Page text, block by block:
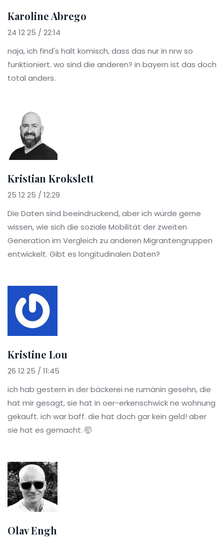
Karoline Abrego
24 12 25 / 22:14
naja, ich find's halt komisch, dass das nur in nrw so
funktioniert. wo sind die anderen? in bayern ist das doch
total anders.
Kristian Krokslett
25 12 25 / 12:29
Die Daten sind beeindruckend, aber ich würde gerne
wissen, wie sich die soziale Mobilität der zweiten
Generation im Vergleich zu anderen Migrantengruppen
entwickelt. Gibt es longitudinalen Daten?
Kristine Lou
26 12 25 / 11:45
ich hab gestern in der bäckerei ne rumänin gesehn, die
hat mir gesagt, sie hat in oer-erkenschwick ne wohnung
gekauft. ich war baff. die hat doch gar kein geld! aber
sie hat es gemacht. 🤯
Olav Engh